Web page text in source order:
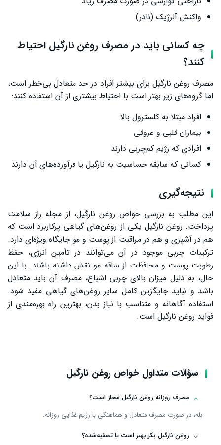
واکنش آلرژیک (نادر)
چه کسانی باید در مصرف روغن نارگیل احتیاط
کنند؟
مصرف روغن نارگیل برای بیشتر افراد در حد متعادل بی‌خطر است،
اما گروه‌های زیر بهتر است با احتیاط بیشتری از آن استفاده کنند:
افراد مبتلا به کلسترول بالا
بیماران قلبی و عروقی
افرادی که رژیم کم‌چربی دارند
کسانی که سابقه حساسیت به نارگیل یا فرآورده‌های آن دارند
نتیجه‌گیری
این مطلب به بررسی خواص روغن نارگیل، از مجله راز سلامت
پرداخت. روغن نارگیل یکی از روغن‌های گیاهی پرکاربرد است که
هم در آشپزی و هم در مراقبت از پوست و مو جایگاه ویژه‌ای دارد.
ترکیبات چربی موجود در آن می‌توانند در تأمین انرژی، حفظ
رطوبت پوست و محافظت از ساقه مو نقش داشته باشند. با این
حال، به دلیل میزان بالای چربی اشباع، مصرف آن باید متعادل
باشد و نباید جایگزین کامل سایر روغن‌های گیاهی مفید شود.
استفاده آگاهانه و متناسب با نیاز بدن، بهترین راه بهره‌مندی از
فواید روغن نارگیل است.
سؤالات متداول خواص روغن نارگیل
مصرف روزانه روغن نارگیل مجاز است؟
بله، در صورت مصرف متعادل و هماهنگی با رژیم غذایی روزانه.
روغن نارگیل بکر بهتر است یا تصفیه‌شده؟